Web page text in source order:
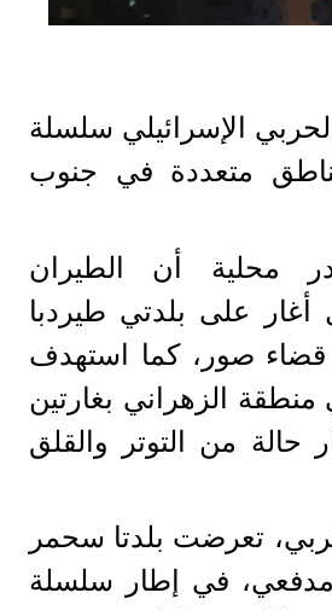
الإسرائيلي سلسلة
متعددة في جنوب
محلية أن الطيران
أغار على بلدتي طيردبا
قضاء صور، كما استهدف
منطقة الزهراني بغارتين
حالة من التوتر والقلق
تعرضت بلدتا سحمر
في إطار سلسلة